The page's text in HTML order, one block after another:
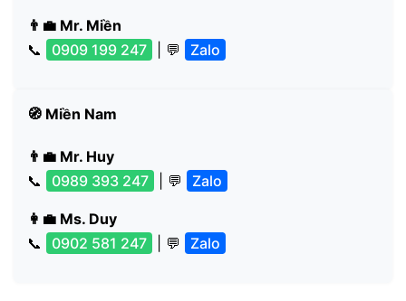
👨‍💼 Mr. Miền
📞
0909 199 247 | 💬 Zalo
🧭 Miền Nam
👨‍💼 Mr. Huy
📞
0989 393 247 | 💬 Zalo
👩‍💼 Ms. Duy
📞
0902 581 247 | 💬 Zalo